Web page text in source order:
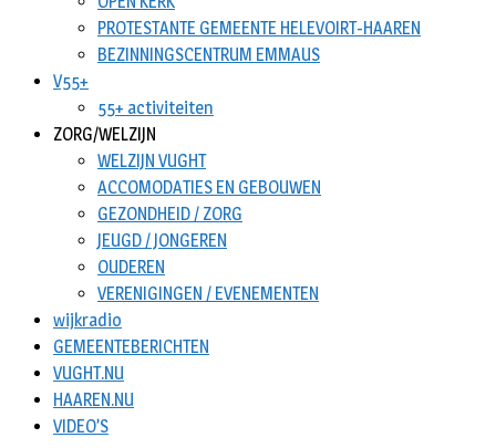
PROTESTANTE GEMEENTE HELEVOIRT-HAAREN
BEZINNINGSCENTRUM EMMAUS
V55+
55+ activiteiten
ZORG/WELZIJN
WELZIJN VUGHT
ACCOMODATIES EN GEBOUWEN
GEZONDHEID / ZORG
JEUGD / JONGEREN
OUDEREN
VERENIGINGEN / EVENEMENTEN
wijkradio
GEMEENTEBERICHTEN
VUGHT.NU
HAAREN.NU
VIDEO’S